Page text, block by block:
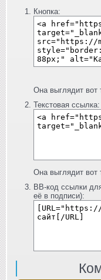
Кнопка:
Она выглядит вот
Текстовая ссылка:
Она выглядит вот
BB-код ссылки
её в подписи):